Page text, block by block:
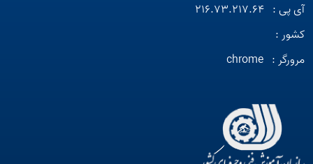
آی پی : 216.73.217.64
کشور :
مرورگر : chrome